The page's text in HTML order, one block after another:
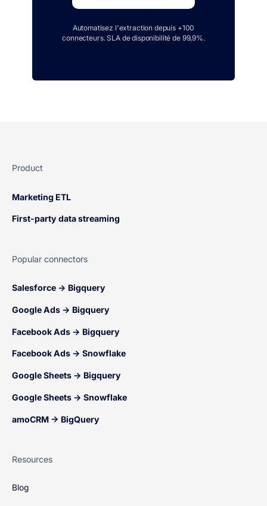
Automatisez l'extraction depuis +100
connecteurs. SLA de disponibilité de 99,9%.
Product
Marketing ETL
First-party data streaming
Popular connectors
Salesforce → Bigquery
Google Ads → Bigquery
Facebook Ads → Bigquery
Facebook Ads → Snowflake
Google Sheets → Bigquery
Google Sheets → Snowflake
amoCRM → BigQuery
Resources
Blog